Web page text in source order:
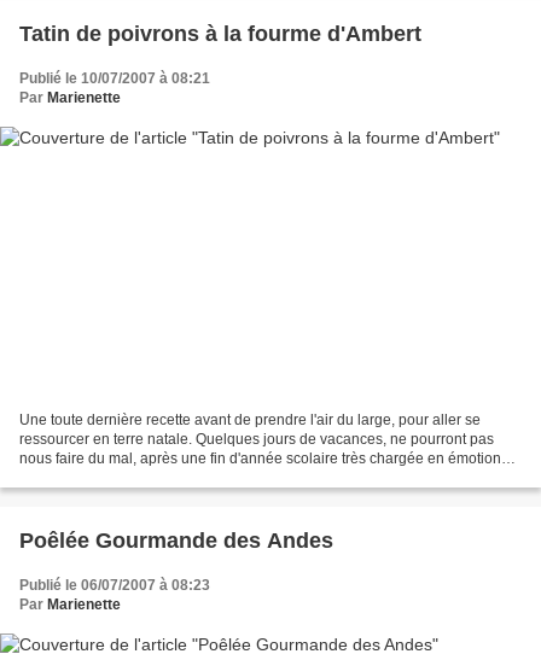
Tatin de poivrons à la fourme d'Ambert
Publié le 10/07/2007 à 08:21
Par Marienette
Une toute dernière recette avant de prendre l'air du large, pour aller se
ressourcer en terre natale. Quelques jours de vacances, ne pourront pas
nous faire du mal, après une fin d'année scolaire très chargée en émotions.
Poêlée Gourmande des Andes
Publié le 06/07/2007 à 08:23
Par Marienette